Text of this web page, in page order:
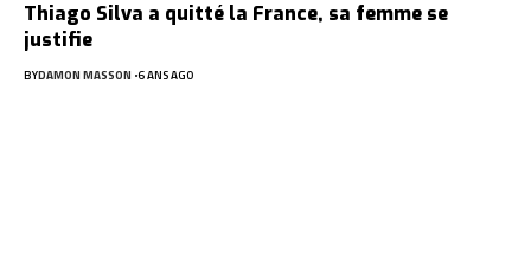
Thiago Silva a quitté la France, sa femme se
justifie
BYDAMON MASSON 6 ANS AGO